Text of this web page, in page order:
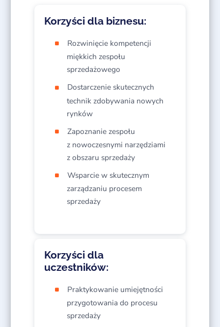
Korzyści dla biznesu:
Rozwinięcie kompetencji
miękkich zespołu
sprzedażowego​
Dostarczenie skutecznych
technik zdobywania nowych
rynków​
Zapoznanie zespołu
z nowoczesnymi narzędziami
z obszaru sprzedaży​
Wsparcie w skutecznym
zarządzaniu procesem
sprzedaży​
Korzyści dla
uczestników:
Praktykowanie umiejętności
przygotowania do procesu
sprzedaży​